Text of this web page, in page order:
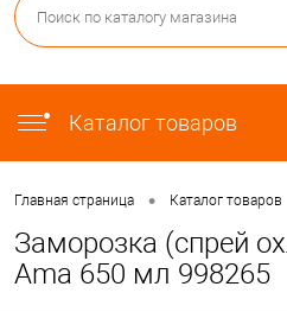
Каталог товаров
Главная страница • Каталог товаров
Заморозка (спрей
Ama 650 мл 998265